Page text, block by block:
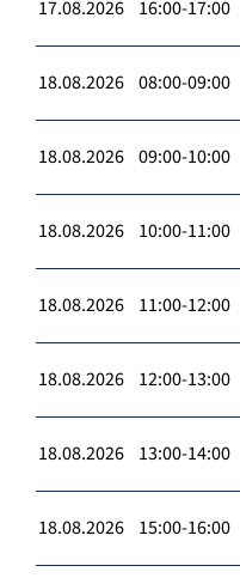
17.08.2026 16:00-17:00
18.08.2026 08:00-09:00
18.08.2026 09:00-10:00
18.08.2026 10:00-11:00
18.08.2026 11:00-12:00
18.08.2026 12:00-13:00
18.08.2026 13:00-14:00
18.08.2026 15:00-16:00